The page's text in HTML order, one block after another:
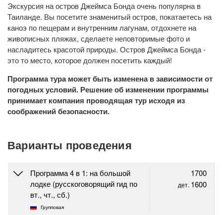
Экскурсия на остров Джеймса Бонда очень популярна в
Таиланде. Вы посетите знаменитый остров, покатаетесь на
каноэ по пещерам и внутренним лагунам, отдохнете на
живописных пляжах, сделаете неповторимые фото и
насладитесь красотой природы. Остров Джеймса Бонда -
это то место, которое должен посетить каждый!
Программа тура может быть изменена в зависимости от
погодных условий. Решение об изменении программы
принимает компания проводящая тур исходя из
соображений безопасности.
Варианты проведения
Программа 4 в 1: на большой
лодке (русскоговорящий гид по
вт., чт., сб.)
Групповая
1700
дет. 1600